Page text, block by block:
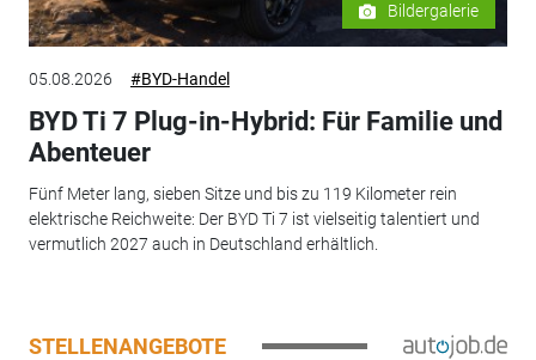
Bildergalerie
05.08.2026 #BYD-Handel
BYD Ti 7 Plug-in-Hybrid: Für Familie und
Abenteuer
Fünf Meter lang, sieben Sitze und bis zu 119 Kilometer rein
elektrische Reichweite: Der BYD Ti 7 ist vielseitig talentiert und
vermutlich 2027 auch in Deutschland erhältlich.
STELLENANGEBOTE